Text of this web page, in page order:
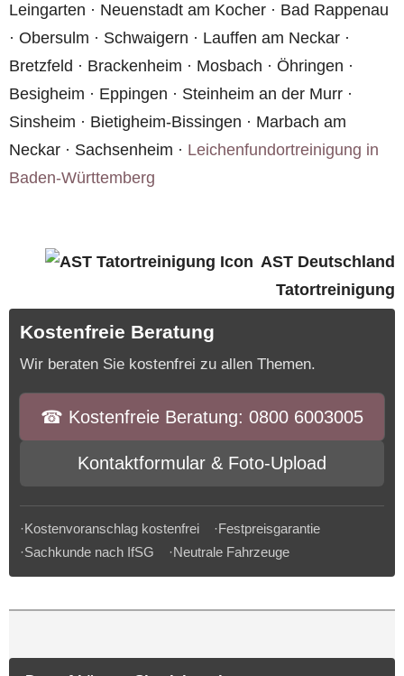
Leingarten · Neuenstadt am Kocher · Bad Rappenau
· Obersulm · Schwaigern · Lauffen am Neckar ·
Bretzfeld · Brackenheim · Mosbach · Öhringen ·
Besigheim · Eppingen · Steinheim an der Murr ·
Sinsheim · Bietigheim-Bissingen · Marbach am
Neckar · Sachsenheim · Leichenfundortreinigung in
Baden-Württemberg
AST Deutschland
Tatortreinigung
Kostenfreie Beratung
Wir beraten Sie kostenfrei zu allen Themen.
☎︎ Kostenfreie Beratung: 0800 6003005
Kontaktformular & Foto-Upload
·Kostenvoranschlag kostenfrei ·Festpreisgarantie
·Sachkunde nach IfSG ·Neutrale Fahrzeuge